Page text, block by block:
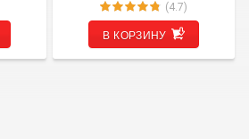
(4.7)
В КОРЗИНУ